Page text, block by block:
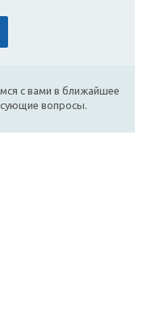
с вами в ближайшее
вопросы.